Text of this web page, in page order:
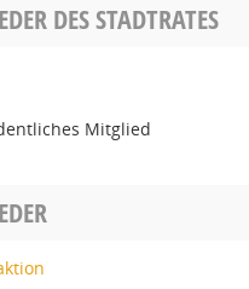
DES STADTRATES
Mitglied